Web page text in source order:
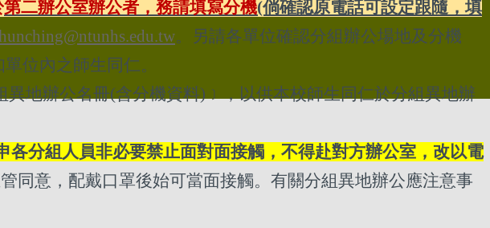
第二辦公室辦公者，務請填寫分機(倘確認原電話可設定跟隨，填
。另請各單位確認分組辦公場地及分機
位內之師生同仁。
地辦公名冊(含分機資料)﹞，以供本校師生同仁於分組異地辦
各分組人員非必要禁止面對面接觸，不得赴對方辦公室，改以電
同意，配戴口罩後始可當面接觸。有關分組異地辦公應注意事